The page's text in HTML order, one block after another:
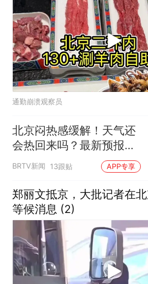
通勤崩溃观察员
北京闷热感缓解！天气还
会热回来吗？最新预报
——
BRTV新闻 13跟贴 APP专享
郑丽文抵京，大批记者在
等候消息 (2)